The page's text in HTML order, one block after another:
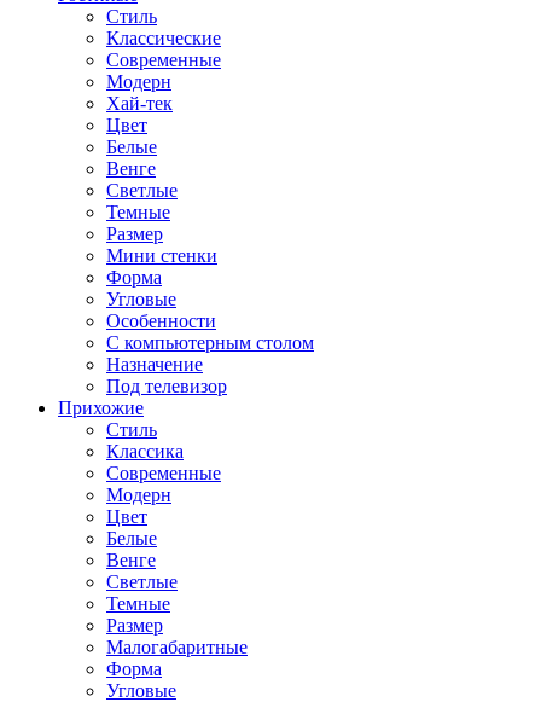
Стиль
Классические
Современные
Модерн
Хай-тек
Цвет
Белые
Венге
Светлые
Темные
Размер
Мини стенки
Форма
Угловые
Особенности
С компьютерным столом
Назначение
Под телевизор
Прихожие
Стиль
Классика
Современные
Модерн
Цвет
Белые
Венге
Светлые
Темные
Размер
Малогабаритные
Форма
Угловые